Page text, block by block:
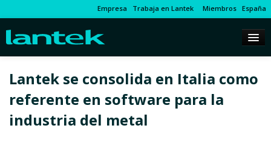
Empresa Trabaja en Lantek Miembros España
Lantek se consolida en Italia como
referente en software para la
industria del metal